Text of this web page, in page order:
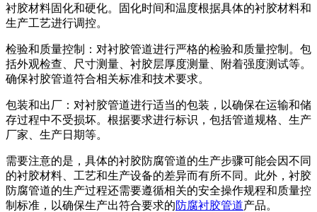
衬胶材料固化和硬化。固化时间和温度根据具体的衬胶材料和
生产工艺进行调控。
检验和质量控制：对衬胶管道进行严格的检验和质量控制。包
括外观检查、尺寸测量、衬胶层厚度测量、附着强度测试等。
确保衬胶管道符合相关标准和技术要求。
包装和出厂：对衬胶管道进行适当的包装，以确保在运输和储
存过程中不受损坏。根据要求进行标识，包括管道规格、生产
厂家、生产日期等。
需要注意的是，具体的衬胶防腐管道的生产步骤可能会因不同
的衬胶材料、工艺和生产设备的差异而有所不同。此外，衬胶
防腐管道的生产过程还需要遵循相关的安全操作规程和质量控
制标准，以确保生产出符合要求的防腐衬胶管道产品。